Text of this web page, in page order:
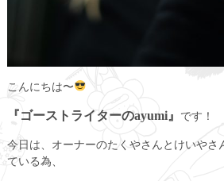
こんにちは〜
『ゴーストライターのayumi』 です！
今日は、オーナーのたくやさんとけいやさ
ている為、